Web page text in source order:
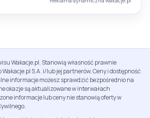
Wakacje.pl. Stanowią własność prawnie
S.A. i/lub jej partnerów. Ceny i dostępność
informacje możesz sprawdzić bezpośrednio na
okazje są aktualizowane w interwałach
informacje lub ceny nie stanowią oferty w